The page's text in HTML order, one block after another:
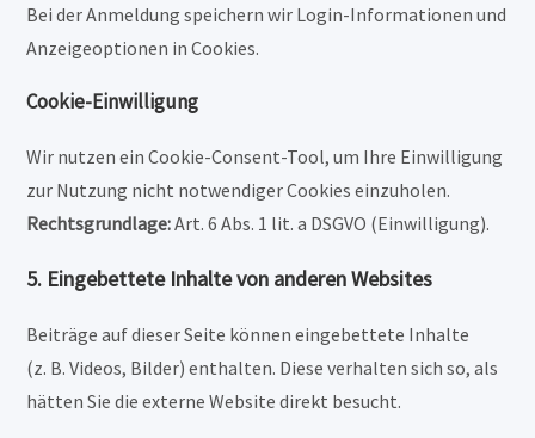
Bei der Anmeldung speichern wir Login-Informationen und
Anzeigeoptionen in Cookies.
Cookie-Einwilligung
Wir nutzen ein Cookie-Consent-Tool, um Ihre Einwilligung
zur Nutzung nicht notwendiger Cookies einzuholen.
Rechtsgrundlage:Art. 6 Abs. 1 lit. a DSGVO (Einwilligung).
5. Eingebettete Inhalte von anderen Websites
Beiträge auf dieser Seite können eingebettete Inhalte
(z. B. Videos, Bilder) enthalten. Diese verhalten sich so, als
hätten Sie die externe Website direkt besucht.